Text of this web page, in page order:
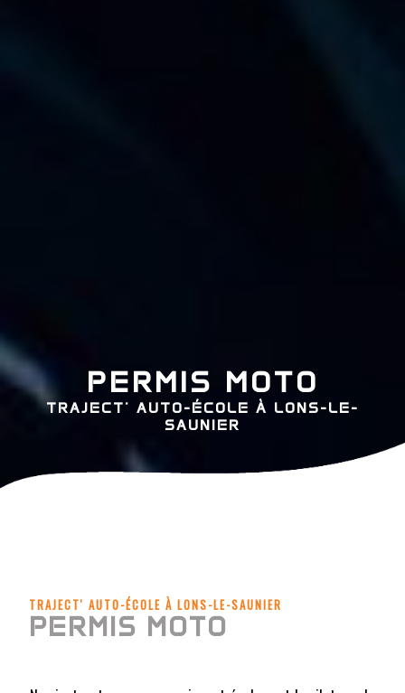
PERMIS MOTO
TRAJECT' AUTO-ÉCOLE À LONS-LE-
SAUNIER
TRAJECT' AUTO-ÉCOLE À LONS-LE-SAUNIER
PERMIS MOTO